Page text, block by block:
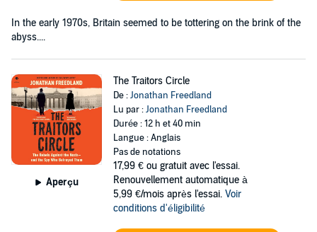
In the early 1970s, Britain seemed to be tottering on the brink of the
abyss....
Aperçu
The Traitors Circle
De :Jonathan Freedland
Lu par :Jonathan Freedland
Durée : 12 h et 40 min
Langue : Anglais
Pas de notations
17,99 € ou gratuit avec l'essai.
Renouvellement automatique à
5,99 €/mois après l'essai. Voir
conditions d'éligibilité